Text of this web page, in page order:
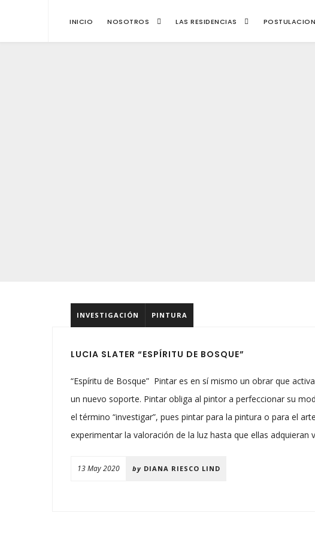
INICIO NOSOTROS LAS RESIDENCIAS
INVESTIGACIÓN PINTURA
LUCIA SLATER “ESPÍRITU DE BOSQUE”
“Espíritu de Bosque” Pintar es en sí mismo un obrar que
un nuevo soporte. Pintar obliga al pintor a perfeccionar su
el término “investigar”, pues pintar para la pintura o para el
experimentar la valoración de la luz hasta que ellas adquieran
13 May 2020 by DIANA RIESCO LIND